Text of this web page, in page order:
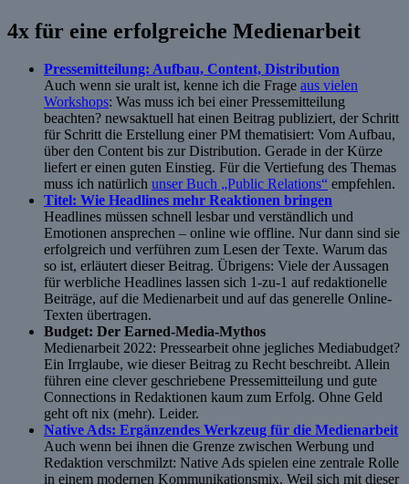
4x für eine erfolgreiche Medienarbeit
Pressemitteilung: Aufbau, Content, Distribution
Auch wenn sie uralt ist, kenne ich die Frage aus vielen
Workshops: Was muss ich bei einer Pressemitteilung
beachten? newsaktuell hat einen Beitrag publiziert, der Schritt
für Schritt die Erstellung einer PM thematisiert: Vom Aufbau,
über den Content bis zur Distribution. Gerade in der Kürze
liefert er einen guten Einstieg. Für die Vertiefung des Themas
muss ich natürlich unser Buch „Public Relations“ empfehlen.
Titel: Wie Headlines mehr Reaktionen bringen
Headlines müssen schnell lesbar und verständlich und
Emotionen ansprechen – online wie offline. Nur dann sind sie
erfolgreich und verführen zum Lesen der Texte. Warum das
so ist, erläutert dieser Beitrag. Übrigens: Viele der Aussagen
für werbliche Headlines lassen sich 1-zu-1 auf redaktionelle
Beiträge, auf die Medienarbeit und auf das generelle Online-
Texten übertragen.
Budget: Der Earned-Media-Mythos
Medienarbeit 2022: Pressearbeit ohne jegliches Mediabudget?
Ein Irrglaube, wie dieser Beitrag zu Recht beschreibt. Allein
führen eine clever geschriebene Pressemitteilung und gute
Connections in Redaktionen kaum zum Erfolg. Ohne Geld
geht oft nix (mehr). Leider.
Native Ads: Ergänzendes Werkzeug für die Medienarbeit
Auch wenn bei ihnen die Grenze zwischen Werbung und
Redaktion verschmilzt: Native Ads spielen eine zentrale Rolle
in einem modernen Kommunikationsmix. Weil sich mit dieser